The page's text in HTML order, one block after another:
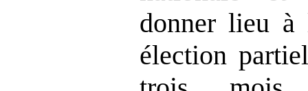
donner lieu à
élection